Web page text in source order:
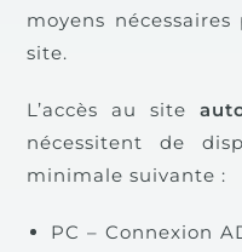
moyens
site.
L’accès au site
nécessitent de
minimale suivante :
PC – Connexion